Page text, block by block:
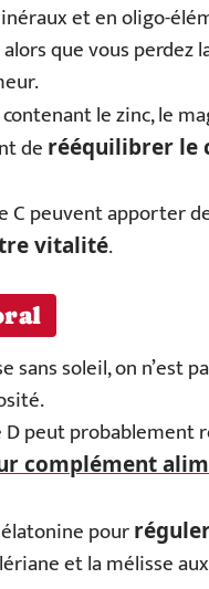
et en oligo-
que vous perdez
contenant le zinc, le
de rééquilibrer le
peuvent apporter
vitalité.
soleil, on n’est
peut probablement
complément
pour
et la mélisse